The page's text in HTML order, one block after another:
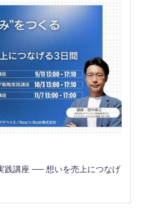
践講座 ── 想いを売上につなげ